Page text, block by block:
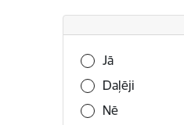
Vai šī informācija
Jā
Daļēji
Nē